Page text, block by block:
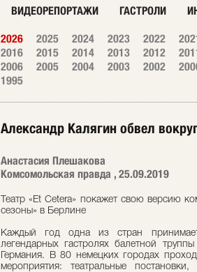
ВИДЕОРЕПОРТАЖИ ГАСТРОЛИ
2026 2025 2024 2023 2022
2016
2015 2014 2013 2012
2006
2005 2004 2003 2002
1995
Александр Калягин обвел
Анастасия Плешакова
Комсомольская правда , 25.09.2019
Театр «Et Cetera» покажет свою версию
сезоны» в Берлине
Каждый год одна из стран
легендарных гастролях балетной
Германия. В 80 немецких городах
мероприятия: театральные